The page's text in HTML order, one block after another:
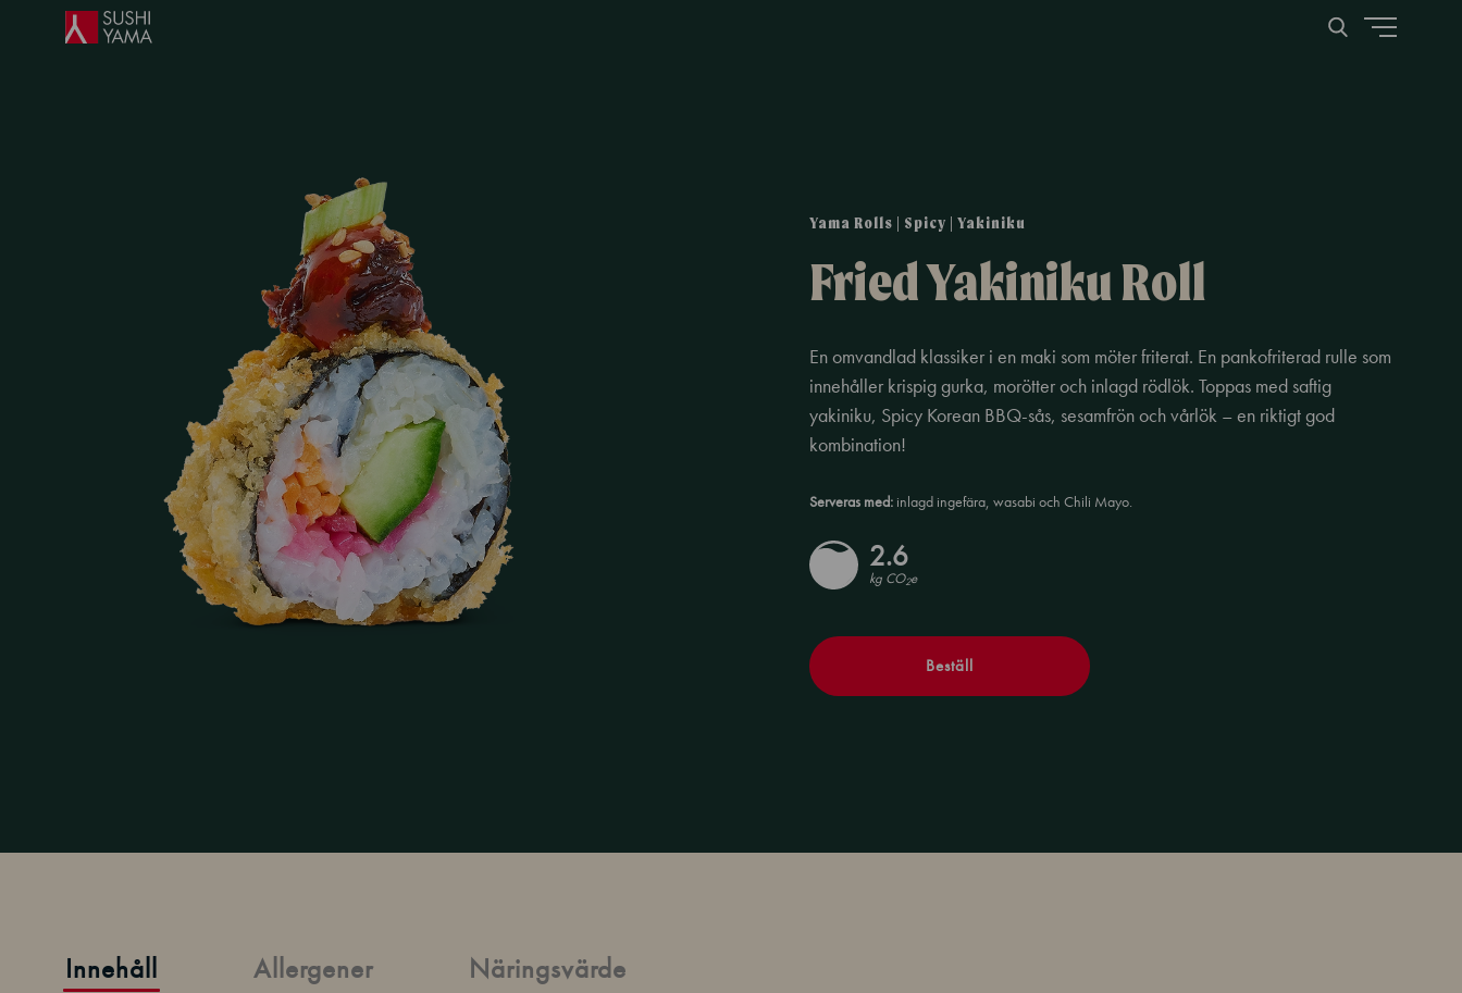
Yama Rolls | Spicy | Yakiniku
Fried Yakiniku Roll
En omvandlad klassiker i en maki som möter friterat. En pankofriterad rulle som
innehåller krispig gurka, morötter och inlagd rödlök. Toppas med saftig
yakiniku, Spicy Korean BBQ-sås, sesamfrön och vårlök – en riktigt god
kombination!
Serveras med: inlagd ingefära, wasabi och Chili Mayo.
2.6
kg CO2e
Beställ
Innehåll Allergener Näringsvärde